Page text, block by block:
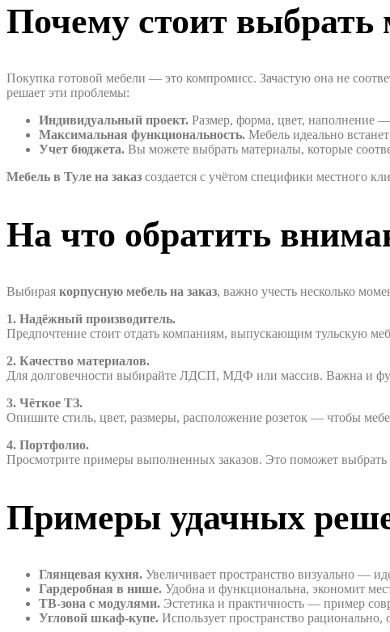
Почему стоит выбрать
Покупка готовой мебели — это компромисс. Зачастую она не
решает эти проблемы:
Индивидуальный проект. Размер, форма, цвет, наполнение
Максимальная функциональность. Мебель идеально
Учет бюджета. Вы можете выбрать материалы, которые
Мебель в Туле на заказ создается с учётом специфики местного
На что обратить
Выбирая корпусную мебель на заказ, важно учесть несколько
1. Надёжный производитель.
Предпочтение стоит отдать компаниям, выпускающим тульскую
2. Качество материалов.
Для долговечности выбирайте ЛДСП, МДФ или массив. Важна и
3. Чёткое ТЗ.
Опишите стиль, цвет, размеры, расположение розеток — чтобы
4. Портфолио.
Просмотрите примеры выполненных заказов. Это поможет
Примеры удачных
Глянцевая кухня. Увеличивает пространство визуально —
Гардеробная в нише. Удобна и функциональна, экономит
ТВ-зона с модулями. Эстетика и практичность — пример
Угловой шкаф-купе. Использует пространство